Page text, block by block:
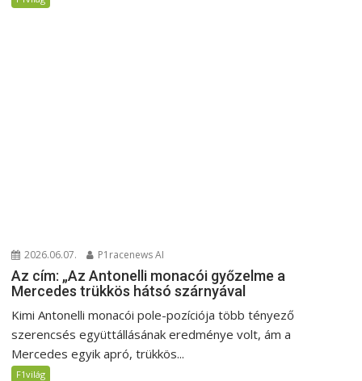
2026.06.07. P1racenews AI
Az cím: „Az Antonelli monacói győzelme a
Mercedes trükkös hátsó szárnyával
Kimi Antonelli monacói pole-pozíciója több tényező
szerencsés együttállásának eredménye volt, ám a
Mercedes egyik apró, trükkös...
F1világ